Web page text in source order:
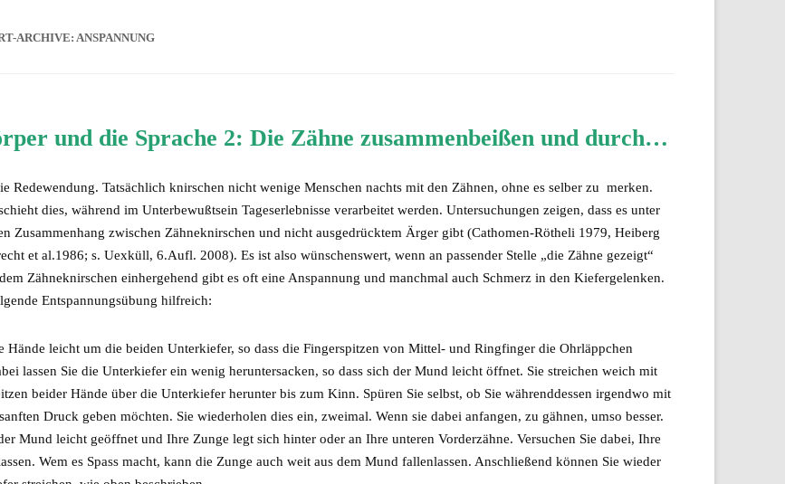
ARCHIVE: ANSPANNUNG
und die Sprache 2: Die Zähne zusammenbeißen und durch…
Redewendung. Tatsächlich knirschen nicht wenige Menschen nachts mit den Zähnen, ohne es selber zu merken.
dies, während im Unterbewußtsein Tageserlebnisse verarbeitet werden. Untersuchungen zeigen, dass es unter
Zusammenhang zwischen Zähneknirschen und nicht ausgedrücktem Ärger gibt (Cathomen-Rötheli 1979, Heiberg
et al.1986; s. Uexküll, 6.Aufl. 2008). Es ist also wünschenswert, wenn an passender Stelle „die Zähne gezeigt“
Zähneknirschen einhergehend gibt es oft eine Anspannung und manchmal auch Schmerz in den Kiefergelenken.
Entspannungsübung hilfreich:
Hände leicht um die beiden Unterkiefer, so dass die Fingerspitzen von Mittel- und Ringfinger die Ohrläppchen
lassen Sie die Unterkiefer ein wenig heruntersacken, so dass sich der Mund leicht öffnet. Sie streichen weich mit
beider Hände über die Unterkiefer herunter bis zum Kinn. Spüren Sie selbst, ob Sie währenddessen irgendwo mit
Druck geben möchten. Sie wiederholen dies ein, zweimal. Wenn sie dabei anfangen, zu gähnen, umso besser.
Mund leicht geöffnet und Ihre Zunge legt sich hinter oder an Ihre unteren Vorderzähne. Versuchen Sie dabei, Ihre
Wem es Spass macht, kann die Zunge auch weit aus dem Mund fallenlassen. Anschließend können Sie wieder